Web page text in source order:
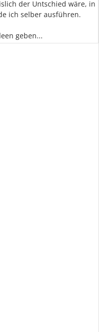
der Untschied wäre, in
ich selber ausführen.
geben...